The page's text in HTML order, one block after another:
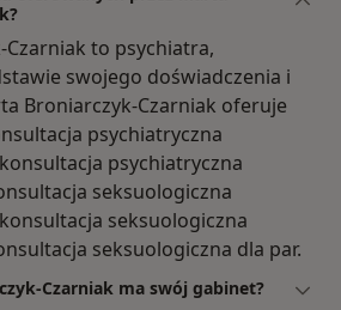
to psychiatra,
swojego doświadczenia i
Broniarczyk-Czarniak oferuje
psychiatryczna
psychiatryczna
seksuologiczna
seksuologiczna
seksuologiczna dla par.
Czarniak ma swój gabinet?